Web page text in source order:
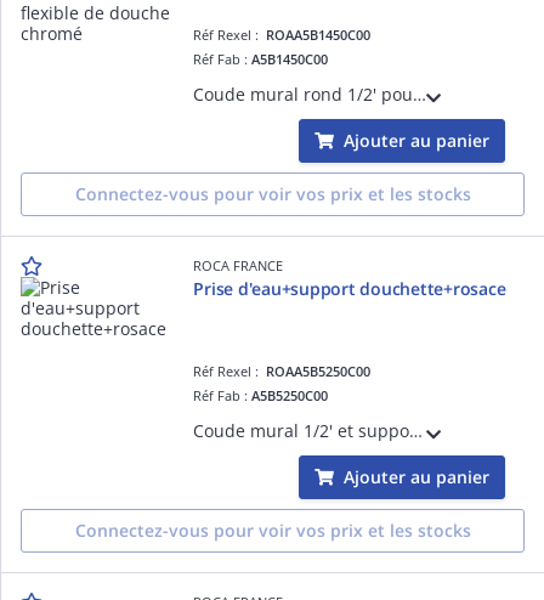
Réf Rexel : ROAA5B1450C00
Réf Fab :A5B1450C00
Coude mural rond 1/2' pour raccordement flexible de douche chromé
Ajouter au panier
Connectez-vous pour voir vos prix et les stocks
ROCA FRANCE
Prise d'eau+support douchette+rosace
Réf Rexel : ROAA5B5250C00
Réf Fab :A5B5250C00
Coude mural 1/2' et support douchette d'arrivée d'eau pour raccordement flexible de douche chromé
Ajouter au panier
Connectez-vous pour voir vos prix et les stocks